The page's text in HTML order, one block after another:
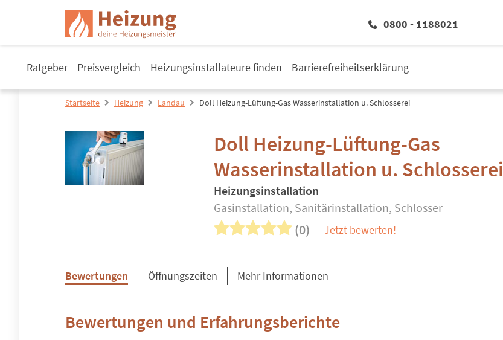
0800 - 1188021
Ratgeber Preisvergleich Heizungsinstallateure finden Barrierefreiheitserklärung
Startseite Heizung Landau Doll Heizung-Lüftung-Gas Wasserinstallation u. Schlosserei
Doll Heizung-Lüftung-Gas
Wasserinstallation u. Schlosserei
Heizungsinstallation
Gasinstallation, Sanitärinstallation, Schlosser
(0) Jetzt bewerten!
Bewertungen Öffnungszeiten Mehr Informationen
Bewertungen und Erfahrungsberichte